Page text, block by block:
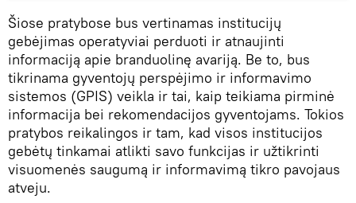
Šiose pratybose bus vertinamas institucijų
gebėjimas operatyviai perduoti ir atnaujinti
informaciją apie branduolinę avariją. Be to, bus
tikrinama gyventojų perspėjimo ir informavimo
sistemos (GPIS) veikla ir tai, kaip teikiama pirminė
informacija bei rekomendacijos gyventojams. Tokios
pratybos reikalingos ir tam, kad visos institucijos
gebėtų tinkamai atlikti savo funkcijas ir užtikrinti
visuomenės saugumą ir informavimą tikro pavojaus
atveju.